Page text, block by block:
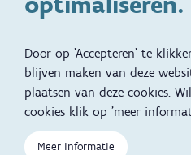
Door op 'Accepteren' te
blijven maken van deze
plaatsen van deze cookies.
cookies klik op 'meer
Meer informatie
Slapen
Voet
Kind en Gezin diensten
Aanbod tijdens de
zwangerschap